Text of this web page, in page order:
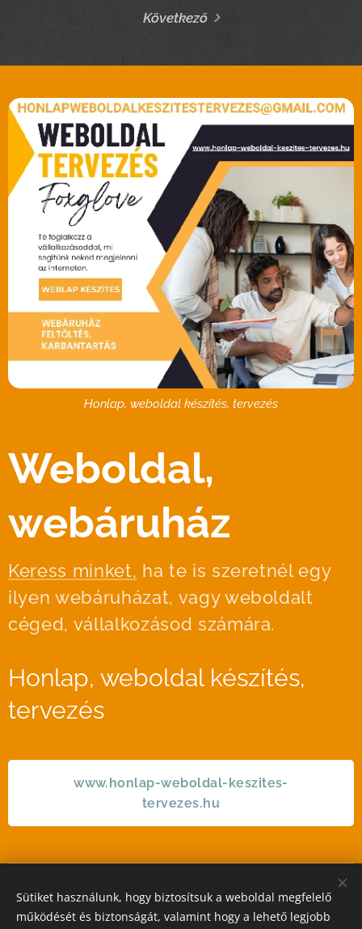
Következő
Honlap, weboldal készítés, tervezés
Weboldal,
webáruház
Keress minket, ha te is szeretnél egy
ilyen webáruházat, vagy weboldalt
céged, vállalkozásod számára.
Honlap, weboldal készítés,
tervezés
www.honlap-weboldal-keszites-
tervezes.hu
STIL GALLERY KFT
Sütiket használunk, hogy biztosítsuk a weboldal megfelelő
működését és biztonságát, valamint hogy a lehető legjobb